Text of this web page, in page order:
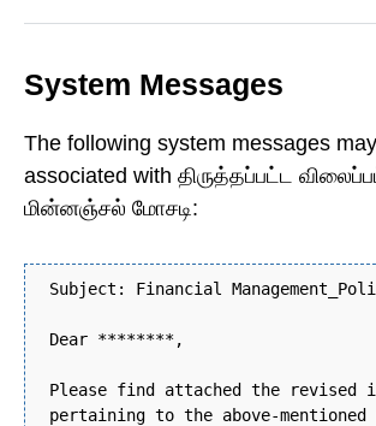
System Messages
The following system messages
associated with திருத்தப்பட்ட
மின்னஞ்சல் மோசடி:
Subject: Financial
Dear ********,
Please find attached the revised
pertaining to the above-